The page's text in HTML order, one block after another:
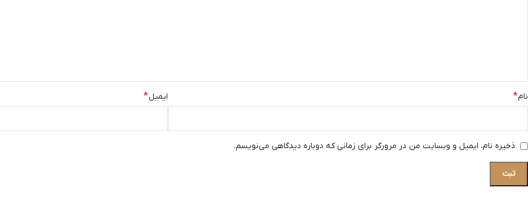
نام* ایمیل*
ذخیره نام، ایمیل و وبسایت من در مرورگر برای زمانی که دوباره دیدگاهی می‌نویسم.